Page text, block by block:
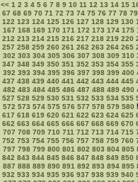
<< 1 2 3 4 5 6 7 8 9 10 11 12 13 14 15
67 68 69 70 71 72 73 74 75 76 77 78 79
122 123 124 125 126 127 128 129 130
167 168 169 170 171 172 173 174 175
212 213 214 215 216 217 218 219 220
257 258 259 260 261 262 263 264 265
302 303 304 305 306 307 308 309 310
347 348 349 350 351 352 353 354 355
392 393 394 395 396 397 398 399 400
437 438 439 440 441 442 443 444 445
482 483 484 485 486 487 488 489 490
527 528 529 530 531 532 533 534 535
572 573 574 575 576 577 578 579 580
617 618 619 620 621 622 623 624 625
662 663 664 665 666 667 668 669 670
707 708 709 710 711 712 713 714 715
752 753 754 755 756 757 758 759 760
797 798 799 800 801 802 803 804 805
842 843 844 845 846 847 848 849 850
887 888 889 890 891 892 893 894 895
932 933 934 935 936 937 938 939 940